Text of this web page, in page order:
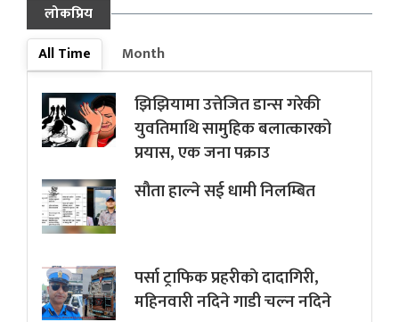
लोकप्रिय
All Time
Month
झिझियामा उत्तेजित डान्स गरेकी
युवतिमाथि सामुहिक बलात्कारको
प्रयास, एक जना पक्राउ
सौता हाल्ने सई धामी निलम्बित
पर्सा ट्राफिक प्रहरीकाे दादागिरी,
महिनवारी नदिने गाडी चल्न नदिने